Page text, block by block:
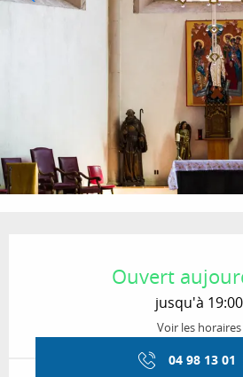
Ouvert
jusqu'à 19:00
Voir les horaires
04 98 13 01